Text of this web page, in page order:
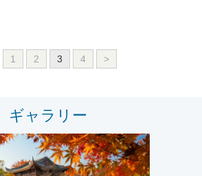
1 2 3 4 >
ギャラリー